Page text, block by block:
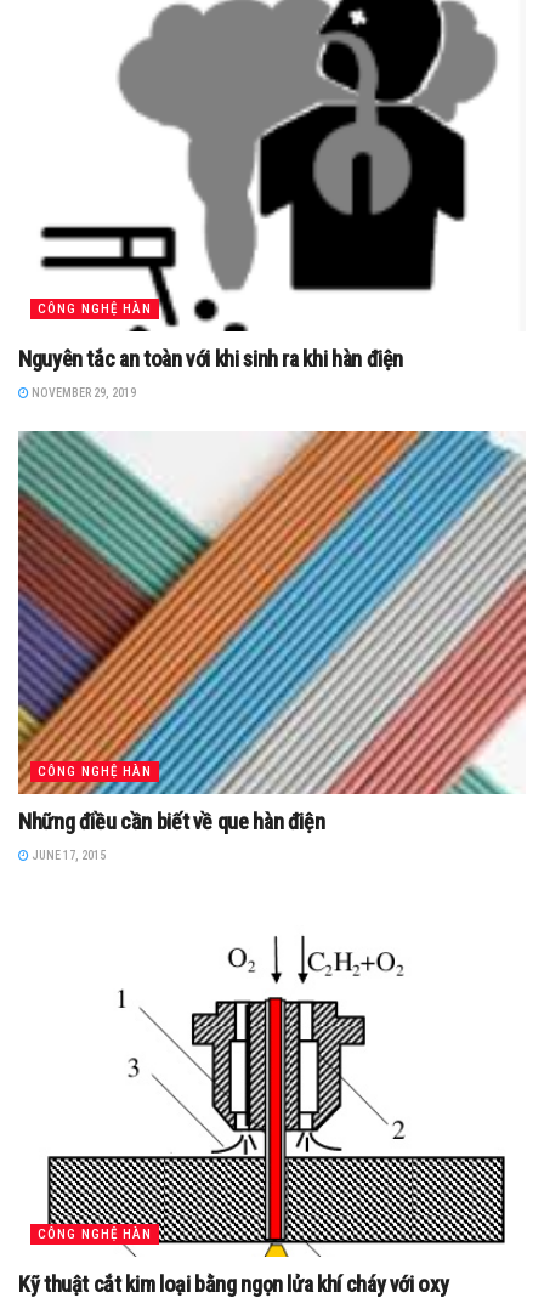
CÔNG NGHỆ HÀN
Nguyên tắc an toàn với khi sinh ra khi hàn điện
NOVEMBER 29, 2019
CÔNG NGHỆ HÀN
Những điều cần biết về que hàn điện
JUNE 17, 2015
CÔNG NGHỆ HÀN
Kỹ thuật cắt kim loại bằng ngọn lửa khí cháy với oxy